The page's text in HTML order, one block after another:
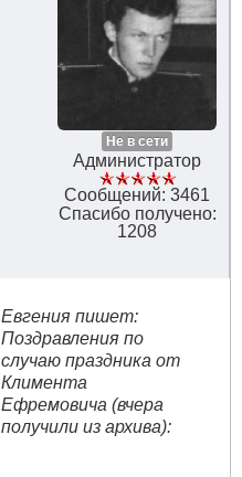
Не в сети
Администратор
Сообщений: 3461
Спасибо получено:
1208
Евгения пишет:
Поздравления по
случаю праздника от
Климента
Ефремовича (вчера
получили из архива):